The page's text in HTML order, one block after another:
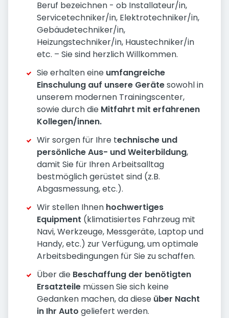
Beruf bezeichnen - ob Installateur/in,
Servicetechniker/in, Elektrotechniker/in,
Gebäudetechniker/in,
Heizungstechniker/in, Haustechniker/in
etc. – Sie sind herzlich Willkommen.
Sie erhalten eine umfangreiche
Einschulung auf unsere Gerätesowohl in
unserem modernen Trainingscenter,
sowie durch die Mitfahrt mit erfahrenen
Kollegen/innen.
Wir sorgen für Ihre technische und
persönliche Aus- und Weiterbildung,
damit Sie für Ihren Arbeitsalltag
bestmöglich gerüstet sind (z.B.
Abgasmessung, etc.).
Wir stellen Ihnen hochwertiges
Equipment (klimatisiertes Fahrzeug mit
Navi, Werkzeuge, Messgeräte, Laptop und
Handy, etc.) zur Verfügung, um optimale
Arbeitsbedingungen für Sie zu schaffen.
Über die Beschaffung der benötigten
Ersatzteile müssen Sie sich keine
Gedanken machen, da diese über Nacht
in Ihr Auto geliefert werden.